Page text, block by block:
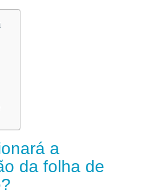
a
da folha de